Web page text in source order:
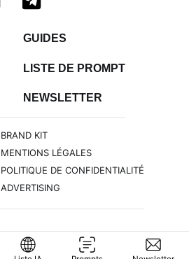
GUIDES
LISTE DE PROMPT
NEWSLETTER
BRAND KIT
MENTIONS LÉGALES
POLITIQUE DE CONFIDENTIALITÉ
ADVERTISING